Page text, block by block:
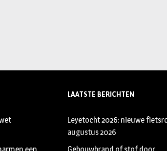
LAATSTE BERICHTEN
Leyetocht 2026: nieuwe
augustus 2026